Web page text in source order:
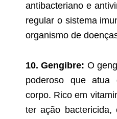
antibacteriano e
regular o sistema
organismo de
10. Gengibre: O
poderoso que atua
corpo. Rico em
ter ação